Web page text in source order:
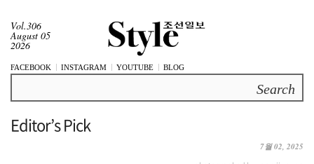
Vol.306
August 05
2026
FACEBOOK INSTAGRAM YOUTUBE BLOG
Editor’s Pick
7월 02, 2025